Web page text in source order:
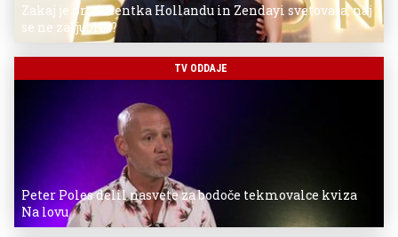
Zakaj je producentka Hollandu in Zendayi svetovala, naj
se ne zaljubita?
TV ODDAJE
Peter Poles delil nasvete za bodoče tekmovalce kviza
Na lovu